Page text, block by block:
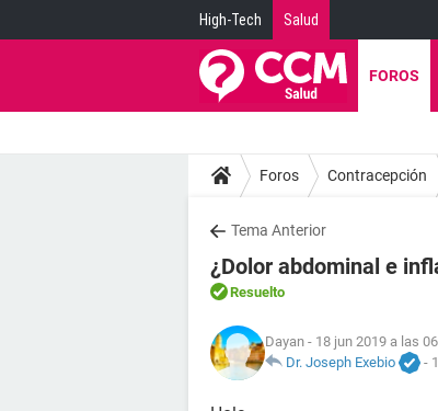
High-Tech Salud
FOROS
Foros Contracepción
Tema Anterior
¿Dolor abdominal e
Resuelto
Dayan - 18 jun 2019 a las
Dr. Joseph Exebio
-